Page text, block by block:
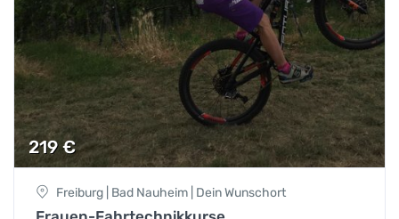
219€
Freiburg | Bad Nauheim | Dein Wunschort